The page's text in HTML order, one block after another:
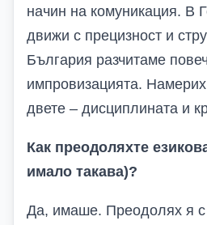
начин на комуникация. В
движи с прецизност и
България разчитаме
импровизацията.
двете – дисциплината и
Как преодоляхте
имало такава)?
Да, имаше. Преодолях я